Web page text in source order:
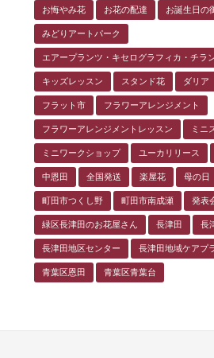
お悔やみ花 お花の配達 お誕生日の
みどりアートパーク
エアープランツ・キセログラフィカ・チラ
キッズレッスン スタンド花 ダリア
フラット市 フラワーアレンジメント
フラワーアレンジメントレッスン ミニ
ミニワークショップ ユーカリリース
中恩田 全国発送 楽屋花 母の日
町田市つくし野 町田市南成瀬 発表
緑区長津田のお花屋さん 長津田 長
長津田地区センター 長津田地域ケアプ
青葉区恩田 青葉区青葉台